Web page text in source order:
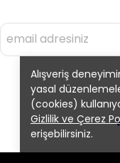
Alışveriş
yasal
(cookies)
Gizlilik ve Çerez
erişebilirsiniz.